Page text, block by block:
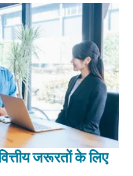
जरूरतों के लिए